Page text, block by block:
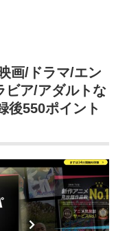
画/ドラマ/エン
ビア/アダルトな
後550ポイント